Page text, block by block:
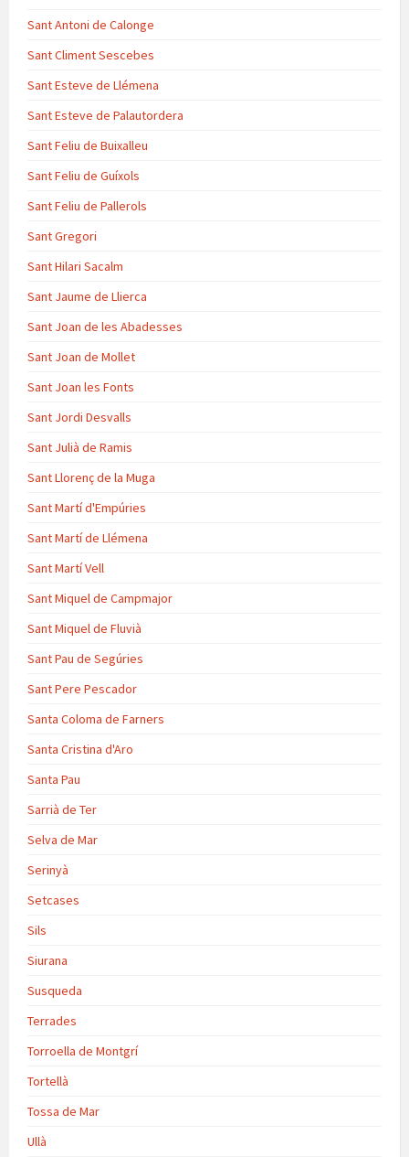
Sant Antoni de Calonge
Sant Climent Sescebes
Sant Esteve de Llémena
Sant Esteve de Palautordera
Sant Feliu de Buixalleu
Sant Feliu de Guíxols
Sant Feliu de Pallerols
Sant Gregori
Sant Hilari Sacalm
Sant Jaume de Llierca
Sant Joan de les Abadesses
Sant Joan de Mollet
Sant Joan les Fonts
Sant Jordi Desvalls
Sant Julià de Ramis
Sant Llorenç de la Muga
Sant Martí d'Empúries
Sant Martí de Llémena
Sant Martí Vell
Sant Miquel de Campmajor
Sant Miquel de Fluvià
Sant Pau de Segúries
Sant Pere Pescador
Santa Coloma de Farners
Santa Cristina d'Aro
Santa Pau
Sarrià de Ter
Selva de Mar
Serinyà
Setcases
Sils
Siurana
Susqueda
Terrades
Torroella de Montgrí
Tortellà
Tossa de Mar
Ullà